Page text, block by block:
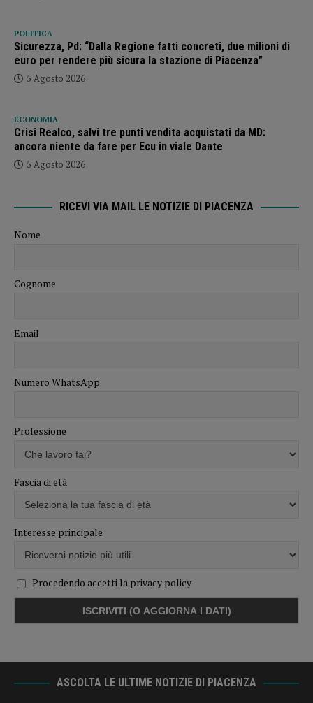
POLITICA
Sicurezza, Pd: “Dalla Regione fatti concreti, due milioni di
euro per rendere più sicura la stazione di Piacenza”
5 Agosto 2026
ECONOMIA
Crisi Realco, salvi tre punti vendita acquistati da MD:
ancora niente da fare per Ecu in viale Dante
5 Agosto 2026
RICEVI VIA MAIL LE NOTIZIE DI PIACENZA
Nome
Cognome
Email
Numero WhatsApp
Professione
Fascia di età
Interesse principale
Procedendo accetti la privacy policy
ASCOLTA LE ULTIME NOTIZIE DI PIACENZA